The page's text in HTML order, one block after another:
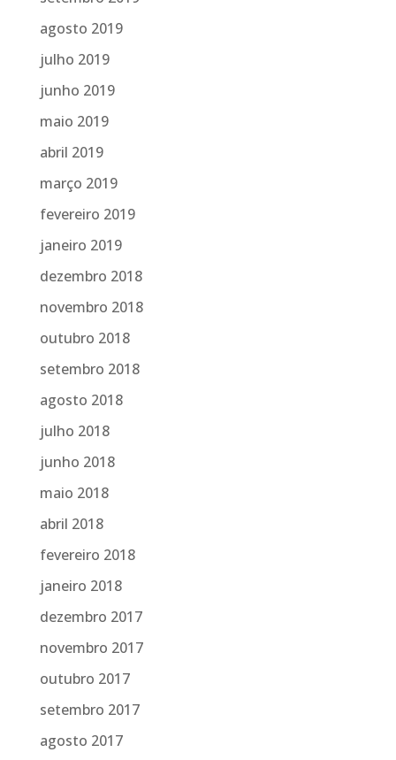
agosto 2019
julho 2019
junho 2019
maio 2019
abril 2019
março 2019
fevereiro 2019
janeiro 2019
dezembro 2018
novembro 2018
outubro 2018
setembro 2018
agosto 2018
julho 2018
junho 2018
maio 2018
abril 2018
fevereiro 2018
janeiro 2018
dezembro 2017
novembro 2017
outubro 2017
setembro 2017
agosto 2017